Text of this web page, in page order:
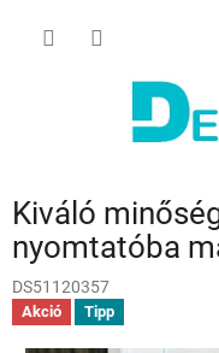
Kiváló
nyomtatóba
DS51120357
Akció Tipp